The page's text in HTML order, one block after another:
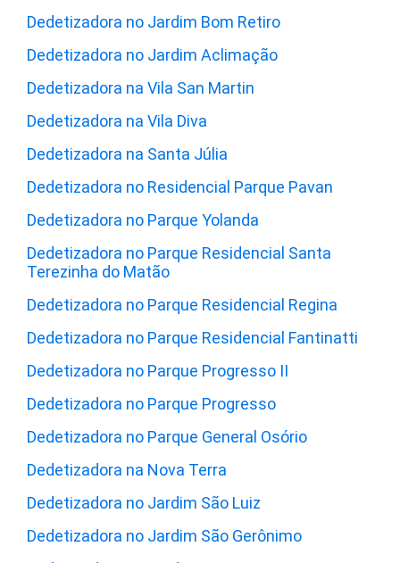
Dedetizadora no Jardim Bom Retiro
Dedetizadora no Jardim Aclimação
Dedetizadora na Vila San Martin
Dedetizadora na Vila Diva
Dedetizadora na Santa Júlia
Dedetizadora no Residencial Parque Pavan
Dedetizadora no Parque Yolanda
Dedetizadora no Parque Residencial Santa
Terezinha do Matão
Dedetizadora no Parque Residencial Regina
Dedetizadora no Parque Residencial Fantinatti
Dedetizadora no Parque Progresso II
Dedetizadora no Parque Progresso
Dedetizadora no Parque General Osório
Dedetizadora na Nova Terra
Dedetizadora no Jardim São Luiz
Dedetizadora no Jardim São Gerônimo